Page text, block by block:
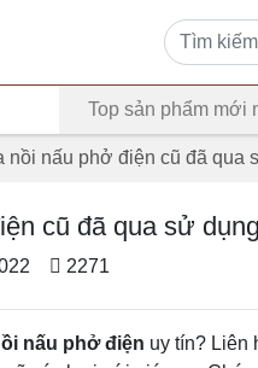
Top sản phẩm mới
nồi nấu phở điện cũ đã qua
cũ đã qua sử
2271
nấu phở điện uy tín? Liên